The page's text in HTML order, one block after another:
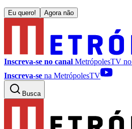
Eu quero! Agora não
Inscreva-se no canal MetrópolesTV no
Inscreva-se na MetrópolesTV
Busca